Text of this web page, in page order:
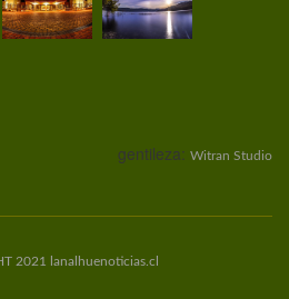
gentileza: Witran Studio
2021 lanalhuenoticias.cl